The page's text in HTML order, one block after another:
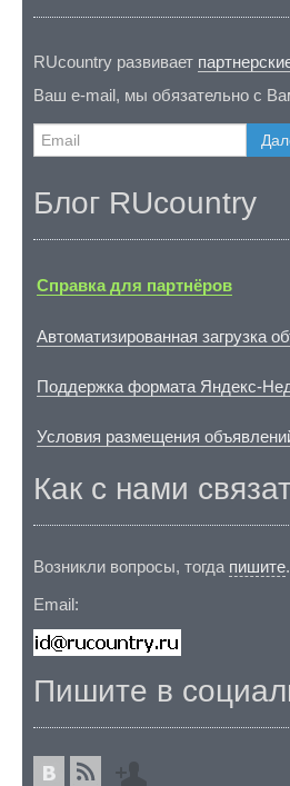
RUcountry развивает
Ваш e-mail, мы обязательно с
Блог RUcountry
Справка для партнёров
Автоматизированная загрузка
Поддержка формата Яндекс-
Условия размещения
Как с нами
Возникли вопросы, тогда пишите
Email:
Пишите в